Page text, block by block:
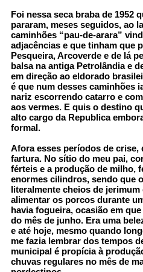
Foi nessa seca braba de 1952
pararam, meses seguidos, ao
caminhões “pau-de-arara”
adjacências e que tinham que
Pesqueira, Arcoverde e de lá
balsa na antiga Petrolândia e
em direção ao eldorado
é que num desses caminhões
nariz escorrendo catarro e
aos vermes. E quis o destino
alto cargo da Republica
formal.
Afora esses períodos de crise,
fartura. No sítio do meu pai,
férteis e a produção de milho,
enormes cilindros, sendo que
literalmente cheios de
alimentar os porcos durante
havia fogueira, ocasião em
do mês de junho. Era uma
e até hoje, mesmo quando
me fazia lembrar dos tempos
municipal é propícia à
chuvas regulares no mês de